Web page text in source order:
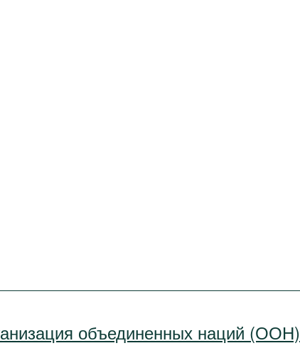
объединенных наций (ООН)